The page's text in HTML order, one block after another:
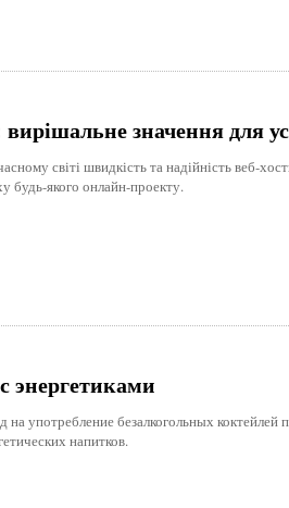
вирішальне значення для
світі швидкість та надійність веб-
будь-якого онлайн-проекту.
энергетиками
на употребление безалкогольных
напитков.